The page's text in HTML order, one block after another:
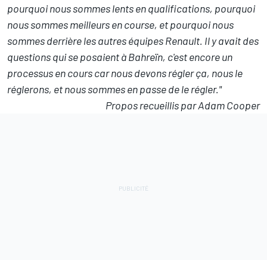
pourquoi nous sommes lents en qualifications, pourquoi
nous sommes meilleurs en course, et pourquoi nous
sommes derrière les autres équipes Renault. Il y avait des
questions qui se posaient à Bahreïn, c'est encore un
processus en cours car nous devons régler ça, nous le
réglerons, et nous sommes en passe de le régler."
Propos recueillis par Adam Cooper